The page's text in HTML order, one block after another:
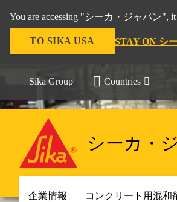
You are accessing "シーカ・ジャパン", it
TO SIKA USA STAY ON シ
Sika Group Countries
シーカ・
企業情報 コンクリート用混和